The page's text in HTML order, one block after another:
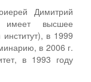
Димитрий
имеет высшее
в 1999
в 2006 г.
в 1993 году